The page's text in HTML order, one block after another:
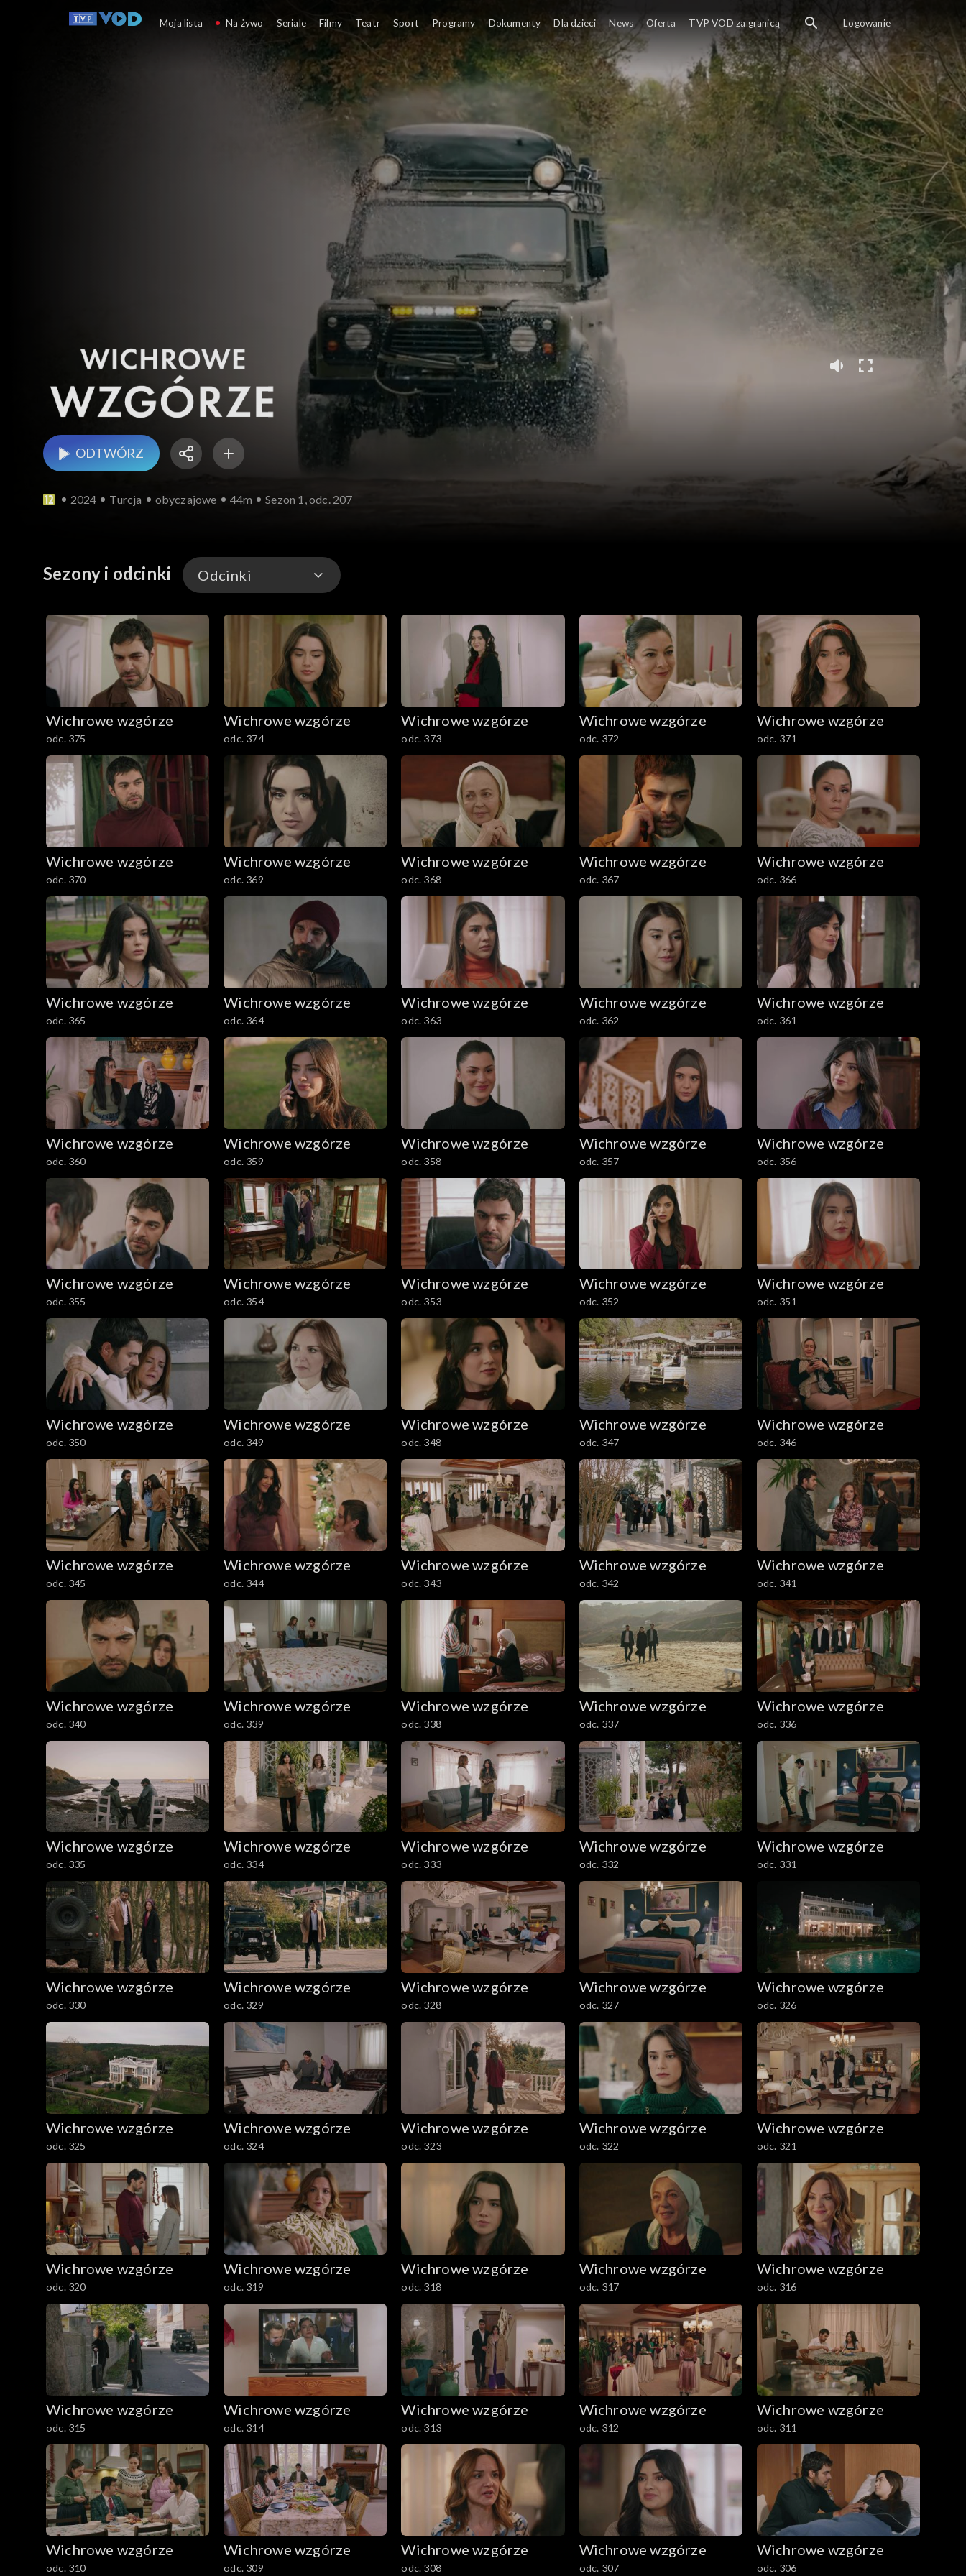
ODTWÓRZ
2024 Turcja obyczajowe 44m Sezon 1, odc. 207
Sezony i odcinki Odcinki
Odcinki
Wichrowe wzgórze
odc. 375
Wichrowe wzgórze
odc. 374
Wichrowe wzgórze
odc. 373
Wichrowe wzgórze
odc. 372
Wichrowe wzgórze
odc. 371
Wichrowe wzgórze
odc. 370
Wichrowe wzgórze
odc. 369
Wichrowe wzgórze
odc. 368
Wichrowe wzgórze
odc. 367
Wichrowe wzgórze
odc. 366
Wichrowe wzgórze
odc. 365
Wichrowe wzgórze
odc. 364
Wichrowe wzgórze
odc. 363
Wichrowe wzgórze
odc. 362
Wichrowe wzgórze
odc. 361
Wichrowe wzgórze
odc. 360
Wichrowe wzgórze
odc. 359
Wichrowe wzgórze
odc. 358
Wichrowe wzgórze
odc. 357
Wichrowe wzgórze
odc. 356
Wichrowe wzgórze
odc. 355
Wichrowe wzgórze
odc. 354
Wichrowe wzgórze
odc. 353
Wichrowe wzgórze
odc. 352
Wichrowe wzgórze
odc. 351
Wichrowe wzgórze
odc. 350
Wichrowe wzgórze
odc. 349
Wichrowe wzgórze
odc. 348
Wichrowe wzgórze
odc. 347
Wichrowe wzgórze
odc. 346
Wichrowe wzgórze
odc. 345
Wichrowe wzgórze
odc. 344
Wichrowe wzgórze
odc. 343
Wichrowe wzgórze
odc. 342
Wichrowe wzgórze
odc. 341
Wichrowe wzgórze
odc. 340
Wichrowe wzgórze
odc. 339
Wichrowe wzgórze
odc. 338
Wichrowe wzgórze
odc. 337
Wichrowe wzgórze
odc. 336
Wichrowe wzgórze
odc. 335
Wichrowe wzgórze
odc. 334
Wichrowe wzgórze
odc. 333
Wichrowe wzgórze
odc. 332
Wichrowe wzgórze
odc. 331
Wichrowe wzgórze
odc. 330
Wichrowe wzgórze
odc. 329
Wichrowe wzgórze
odc. 328
Wichrowe wzgórze
odc. 327
Wichrowe wzgórze
odc. 326
Wichrowe wzgórze
odc. 325
Wichrowe wzgórze
odc. 324
Wichrowe wzgórze
odc. 323
Wichrowe wzgórze
odc. 322
Wichrowe wzgórze
odc. 321
Wichrowe wzgórze
odc. 320
Wichrowe wzgórze
odc. 319
Wichrowe wzgórze
odc. 318
Wichrowe wzgórze
odc. 317
Wichrowe wzgórze
odc. 316
Wichrowe wzgórze
odc. 315
Wichrowe wzgórze
odc. 314
Wichrowe wzgórze
odc. 313
Wichrowe wzgórze
odc. 312
Wichrowe wzgórze
odc. 311
Wichrowe wzgórze
odc. 310
Wichrowe wzgórze
odc. 309
Wichrowe wzgórze
odc. 308
Wichrowe wzgórze
odc. 307
Wichrowe wzgórze
odc. 306
Moja lista Na żywo Seriale Filmy Teatr Sport Programy Dokumenty Dla dzieci News Oferta TVP VOD za granicą Logowanie